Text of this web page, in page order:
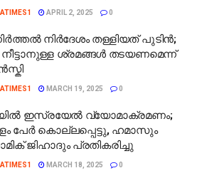
APRIL 2, 2025 0
നിർദേശം തള്ളിയത് പുടിൻ;
ശ്രമങ്ങൾ തടയണമെന്ന്
MARCH 19, 2025 0
ഇസ്രയേൽ വ്യോമാക്രമണം;
പേർ കൊല്ലപ്പെട്ടു, ഹമാസും
ജിഹാദും പ്രതികരിച്ചു
MARCH 18, 2025 0